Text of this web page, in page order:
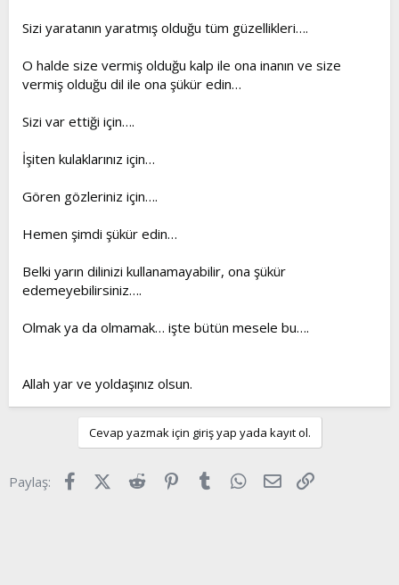
Sizi yaratanın yaratmış olduğu tüm güzellikleri….
O halde size vermiş olduğu kalp ile ona inanın ve size
vermiş olduğu dil ile ona şükür edin…
Sizi var ettiği için….
İşiten kulaklarınız için…
Gören gözleriniz için….
Hemen şimdi şükür edin…
Belki yarın dilinizi kullanamayabilir, ona şükür
edemeyebilirsiniz….
Olmak ya da olmamak… işte bütün mesele bu….
Allah yar ve yoldaşınız olsun.
Cevap yazmak için giriş yap yada kayıt ol.
Paylaş: FacebookX (Twitter)
Reddit Pinterest
Tumblr WhatsApp
E-posta